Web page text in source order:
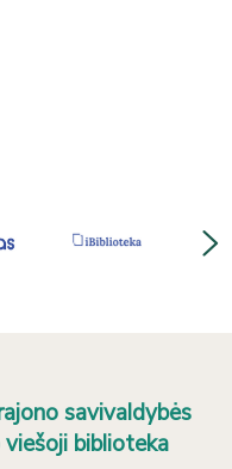
savivaldybės
viešoji biblioteka